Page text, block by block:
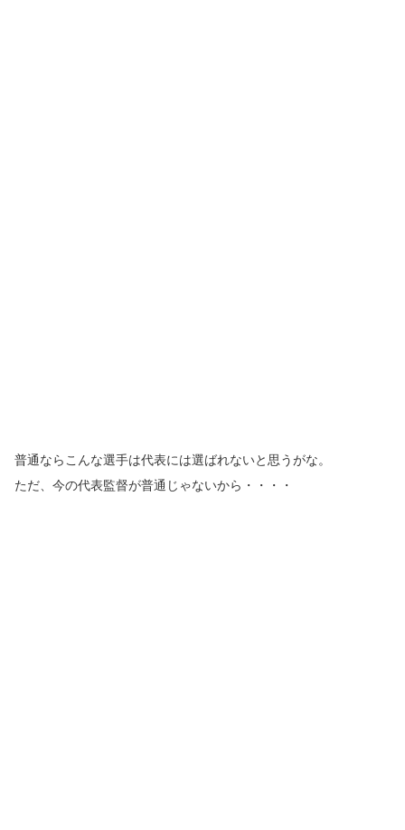
普通ならこんな選手は代表には選ばれないと思うがな。
ただ、今の代表監督が普通じゃないから・・・・